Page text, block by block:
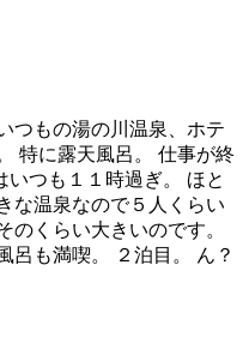
つもの湯の川温泉、ホテ
特に露天風呂。 仕事が終
つも１１時過ぎ。 ほと
な温泉なので５人くらい
のくらい大きいのです。
呂も満喫。 ２泊目。 ん？